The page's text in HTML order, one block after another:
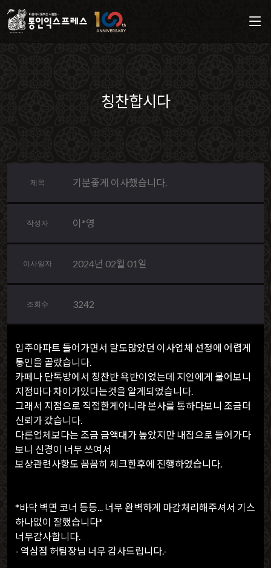
칭찬합시다
제목 기분좋게 이사했습니다.
작성자 이*영
이사일자 2024년 02월 01일
조회수 3242
입주아파트 들어가면서 말도많았던 이사업체 선정에 어렵게
통인을 골랐습니다.
카페나 단톡방에서 칭찬반 욕반이었는데 지인에게 물어보니
지점마다 차이가있다는것을 알게되었습니다.
그래서 지점으로 직접한게아니라 본사를 통하다보니 조금더
신뢰가 갔습니다.
다른업체보다는 조금 금액대가 높았지만 내집으로 들어가다
보니 신경이 너무 쓰여서
보상관련사항도 꼼꼼히 체크한후에 진행하였습니다.
*바닥 벽면 코너 등등... 너무 완벽하게 마감처리해주셔서 기스
하나없이 잘했습니다*
너무감사합니다.
- 역삼점 허팀장님 너무 감사드립니다.-